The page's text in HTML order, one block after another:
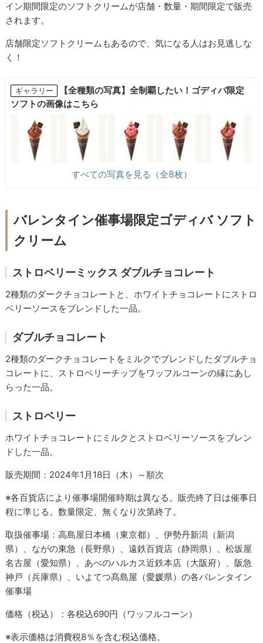
イン期間限定のソフトクリームが店舗・数量・期間限定で販売
されます。
店舗限定ソフトクリームもあるので、気になる人はお見逃しな
く！
ギャラリー
【全種類の写真】全制覇したい！ゴディバ限定
ソフトの画像はこちら
すべての写真を見る（全8枚）
バレンタイン催事場限定ゴディバ ソフト
クリーム
ストロベリーミックス ダブルチョコレート
2種類のダークチョコレートと、ホワイトチョコレートにストロ
ベリーソースをブレンドした一品。
ダブルチョコレート
2種類のダークチョコレートをミルクでブレンドしたダブルチョ
コレートに、ストロベリーチップをワッフルコーンの縁にあし
らった一品。
ストロベリー
ホワイトチョコレートにミルクとストロベリーソースをブレン
ドした一品。
販売期間：2024年1月18日（木）～順次
※各百貨店により催事場開催時期は異なる。販売終了日は催事日
程に準じる。数量限定、無くなり次第終了。
取扱催事場：高島屋日本橋（東京都）、伊勢丹新潟（新潟
県）、ながの東急（長野県）、遠鉄百貨店（静岡県）、松坂屋
名古屋（愛知県）、あべのハルカス近鉄本店（大阪府）、阪急
神戸（兵庫県）、いよてつ髙島屋（愛媛県）の各バレンタイン
催事場
価格（税込）：各税込690円（ワッフルコーン）
※表示価格は消費税8％を含む税込価格。